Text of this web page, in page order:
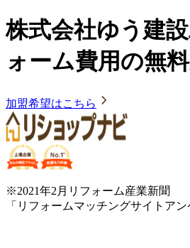
株式会社ゆう建
ォーム費用の無
加盟希望はこちら
※2021年2月リフォーム産業新聞
「リフォームマッチングサイトア